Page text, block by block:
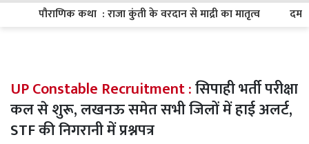
पौराणिक कथा : राजा कुंती के वरदान से माद्री का मातृत्व
UP Constable Recruitment :सिपाही भर्ती परीक्षा
कल से शुरू, लखनऊ समेत सभी जिलों में हाई अलर्ट,
STF की निगरानी में प्रश्नपत्र